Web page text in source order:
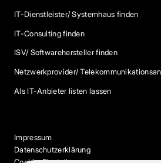
IT-Dienstleister/ Systemhaus finden
IT-Consulting finden
ISV/ Softwarehersteller finden
Netzwerkprovider/
Als IT-Anbieter listen lassen
Impressum
Datenschutzerklärung